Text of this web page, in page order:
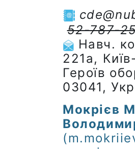
52-787-
Навч.
221а,
Героїв
03041,
Мокрієв